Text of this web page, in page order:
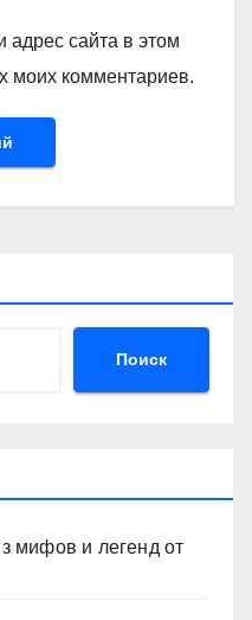
сайта в этом
моих комментариев.
Поиск
мифов и легенд от